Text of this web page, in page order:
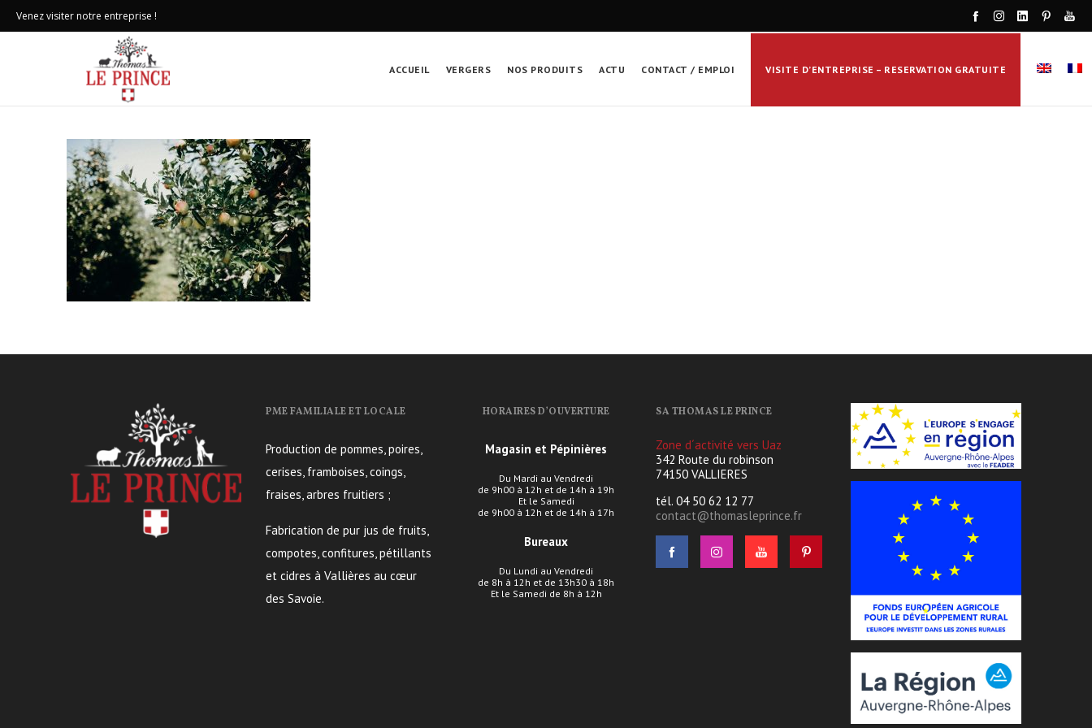
Venez visiter notre entreprise !
ACCUEIL VERGERS NOS PRODUITS ACTU CONTACT / EMPLOI VISITE D’ENTREPRISE – RESERVATION GRATUITE
PME FAMILIALE ET LOCALE
Production de pommes, poires,
cerises, framboises, coings,
fraises, arbres fruitiers ;
Fabrication de pur jus de fruits,
compotes, confitures, pétillants
et cidres à Vallières au cœur
des Savoie.
HORAIRES D’OUVERTURE
Magasin et Pépinières
Du Mardi au Vendredi
de 9h00 à 12h et de 14h à 19h
Et le Samedi
de 9h00 à 12h et de 14h à 17h
Bureaux
Du Lundi au Vendredi
de 8h à 12h et de 13h30 à 18h
Et le Samedi de 8h à 12h
SA THOMAS LE PRINCE
Zone d´activité vers Uaz
342 Route du robinson
74150 VALLIERES
tél. 04 50 62 12 77
contact@thomasleprince.fr